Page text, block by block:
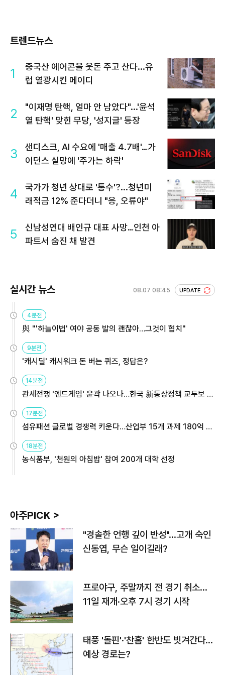
트렌드뉴스
1
중국산 에어콘을 웃돈 주고 산다...유
럽 열광시킨 메이디
2
"이재명 탄핵, 얼마 안 남았다"...'윤석
열 탄핵' 맞힌 무당, '성지글' 등장
3
샌디스크, AI 수요에 '매출 4.7배'…가
이던스 실망에 '주가는 하락'
4
국가가 청년 상대로 '통수'?...청년미
래적금 12% 준다더니 "응, 오류야"
5
신남성연대 배인규 대표 사망…인천 아
파트서 숨진 채 발견
실시간 뉴스 08.07 08:45 UPDATE
4분전
與 "'하늘이법' 여야 공동 발의 괜찮아…그것이 협치"
9분전
'캐시딜' 캐시워크 돈 버는 퀴즈, 정답은?
14분전
관세전쟁 '엔드게임' 윤곽 나오나…한국 新통상정책 교두보 활
용해야
17분전
섬유패션 글로벌 경쟁력 키운다…산업부 15개 과제 180억 지
원
18분전
농식품부, '천원의 아침밥' 참여 200개 대학 선정
아주PICK >
"경솔한 언행 깊이 반성"…고개 숙인
신동엽, 무슨 일이길래?
프로야구, 주말까지 전 경기 취소…
11일 재개·오후 7시 경기 시작
태풍 '돌핀'·'찬홈' 한반도 빗겨간다…
예상 경로는?